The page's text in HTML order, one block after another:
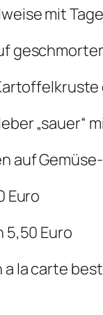
mit
„sauer“
auf
Euro
5,50 Euro
la carte